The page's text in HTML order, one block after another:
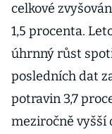
celkové
1,5 procenta.
úhrnný růst
posledních dat
potravin 3,7
meziročně vyšší